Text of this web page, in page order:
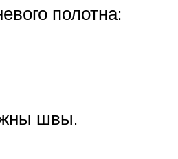
полотна:
швы.